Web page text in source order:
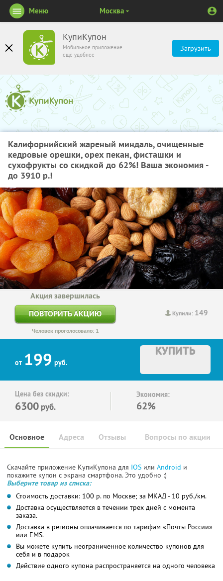
КупиКупон
Мобильное приложение
ещё удобнее
Загрузить
Меню Москва
Калифорнийский жареный миндаль, очищенные
кедровые орешки, орех пекан, фисташки и
сухофрукты со скидкой до 62%! Ваша экономия -
до 3910 р.!
Купили: 149
Акция завершилась
ПОВТОРИТЬ АКЦИЮ
Человек проголосовало: 1
от 199 руб.
КУПИТЬ
Цена без скидки:
6300 руб.
Экономия:
62%
Основное Отзывы Вопросы по акции
Адреса
Скачайте приложение КупиКупона для IOS или Android и
покажите купон с экрана смартфона. Это удобно :)
Выберите товар из списка:
Стоимость доставки: 100 р. по Москве; за МКАД - 10 руб./км.
Доставка осуществляется в течении трех дней с момента
заказа.
Доставка в регионы оплачивается по тарифам «Почты России»
или EMS.
Вы можете купить неограниченное количество купонов для
себя и в подарок
Действие одного купона распространяется на одного человека